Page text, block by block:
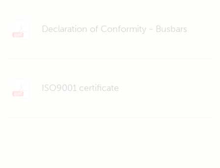
Declaration of Conformity - Busbars
ISO9001 certificate